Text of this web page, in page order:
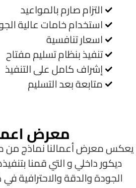
التزام صارم بالمواعيد
استخدام خامات عالية
اسعار تنافسية
تنفيذ بنظام تسليم مفتاح
إشراف كامل على التنفيذ
متابعة بعد التسليم
معرض
معرض أعمالنا نماذج من
ديكور داخلي و التي قمنا
الجودة والدقة والاحترافية